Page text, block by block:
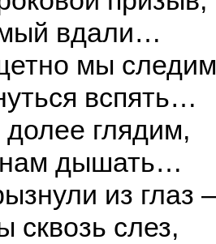
вдали…
мы
вспять…
глядим,
нам дышать…
из глаз
сквозь слез,